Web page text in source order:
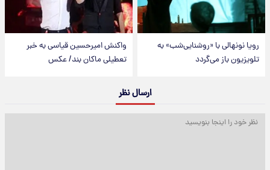
رویا نونهالی با «روشنایی‌شب» به
تلویزیون باز می‌گردد
واکنش امیرحسین قیاسی به خبر
تعطیلی ماکان بند/ عکس
ارسال نظر